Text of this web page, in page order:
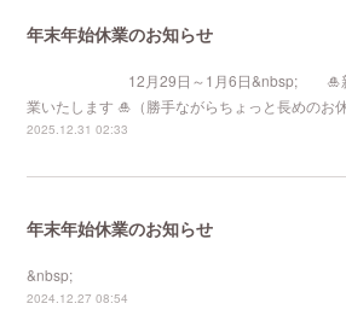
年末年始休業のお知らせ
12月29日～1月6日&nbsp; 🎍新年
業いたします 🎍（勝手ながらちょっと長めのお
2025.12.31 02:33
年末年始休業のお知らせ
&nbsp;
2024.12.27 08:54